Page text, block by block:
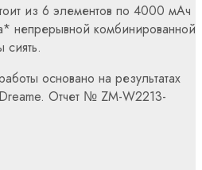
из 6 элементов по 4000 мАч
непрерывной комбинированной
сиять.
основано на результатах
Отчет № ZM-W2213-